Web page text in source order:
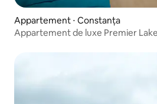
Appartement ⋅ Constanța
Appartement de luxe Premier